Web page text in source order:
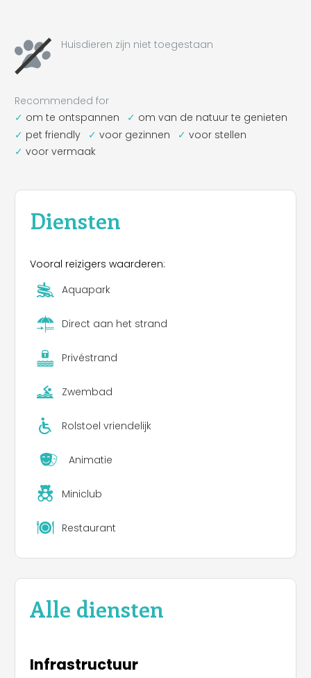
Huisdieren zijn niet toegestaan
Recommended for
om te ontspannen
om van de natuur te genieten
pet friendly
voor gezinnen
voor stellen
voor vermaak
Diensten
Vooral reizigers waarderen:
Aquapark
Direct aan het strand
Privéstrand
Zwembad
Rolstoel vriendelijk
Animatie
Miniclub
Restaurant
Alle diensten
Infrastructuur